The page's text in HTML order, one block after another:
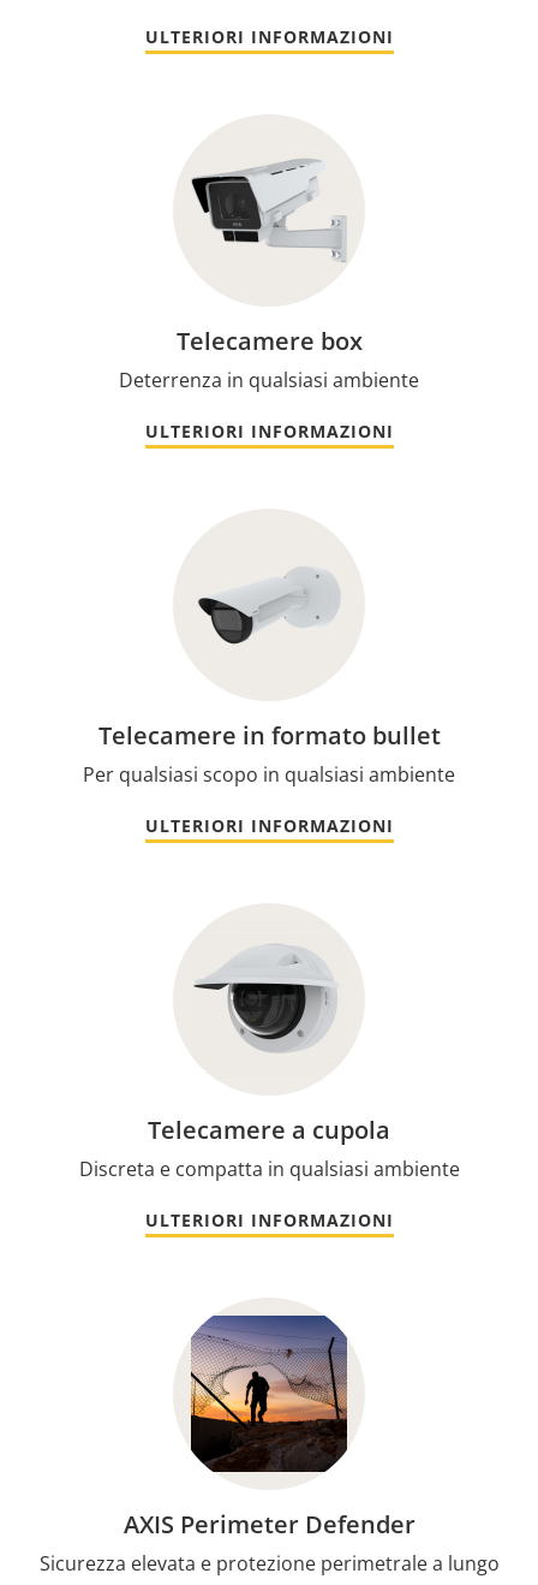
ULTERIORI INFORMAZIONI
Telecamere box
Deterrenza in qualsiasi ambiente
ULTERIORI INFORMAZIONI
Telecamere in formato bullet
Per qualsiasi scopo in qualsiasi ambiente
ULTERIORI INFORMAZIONI
Telecamere a cupola
Discreta e compatta in qualsiasi ambiente
ULTERIORI INFORMAZIONI
AXIS Perimeter Defender
Sicurezza elevata e protezione perimetrale a lungo